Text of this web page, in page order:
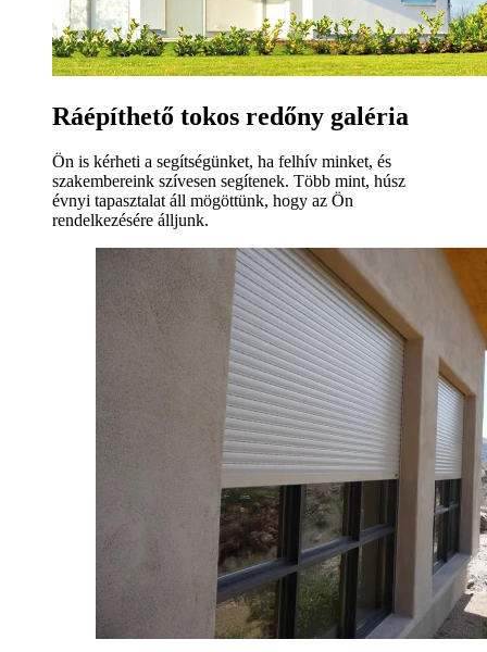
Ráépíthető tokos redőny galéria
Ön is kérheti a segítségünket, ha felhív minket, és
szakembereink szívesen segítenek. Több mint, húsz
évnyi tapasztalat áll mögöttünk, hogy az Ön
rendelkezésére álljunk.